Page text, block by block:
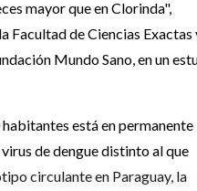
mayor que en Clorinda",
Facultad de Ciencias Exactas
Mundo Sano, en un
está en permanente
de dengue distinto al que
circulante en Paraguay, la